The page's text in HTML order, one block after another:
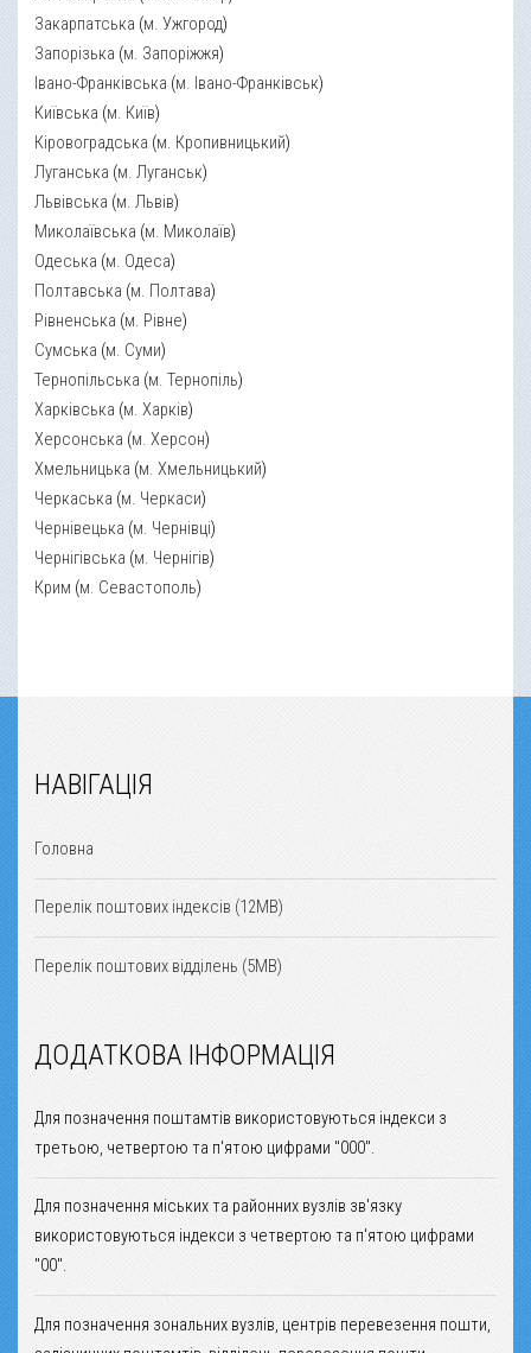
Закарпатська (м. Ужгород)
Запорізька (м. Запоріжжя)
Івано-Франківська (м. Івано-Франківськ)
Київська (м. Київ)
Кіровоградська (м. Кропивницький)
Луганська (м. Луганськ)
Львівська (м. Львів)
Миколаївська (м. Миколаїв)
Одеська (м. Одеса)
Полтавська (м. Полтава)
Рівненська (м. Рівне)
Сумська (м. Суми)
Тернопільська (м. Тернопіль)
Харківська (м. Харків)
Херсонська (м. Херсон)
Хмельницька (м. Хмельницький)
Черкаська (м. Черкаси)
Чернівецька (м. Чернівці)
Чернігівська (м. Чернігів)
Крим (м. Севастополь)
НАВІГАЦІЯ
Головна
Перелік поштових індексів (12MB)
Перелік поштових відділень (5MB)
ДОДАТКОВА ІНФОРМАЦІЯ
Для позначення поштамтів використовуються індекси з
третьою, четвертою та п'ятою цифрами "000".
Для позначення міських та районних вузлів зв'язку
використовуються індекси з четвертою та п'ятою цифрами
"00".
Для позначення зональних вузлів, центрів перевезення пошти,